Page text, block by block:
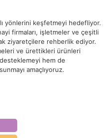
yönlerini keşfetmeyi hedefliyor.
firmaları, işletmeler ve çeşitli
ziyaretçilere rehberlik ediyor.
ve ürettikleri ürünleri
hem de
amaçlıyoruz.